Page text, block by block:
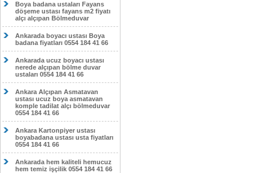
Boya badana ustaları Fayans
döşeme ustası fayans m2 fiyatı
alçı alçıpan Bölmeduvar
Ankarada boyacı ustası Boya
badana fiyatları 0554 184 41 66
Ankarada ucuz boyacı ustası
nerede alçıpan bölme duvar
ustaları 0554 184 41 66
Ankara Alçıpan Asmatavan
ustası ucuz boya asmatavan
komple tadilat alçı bölmeduvar
0554 184 41 66
Ankara Kartonpiyer ustası
boyabadana ustası usta fiyatları
0554 184 41 66
Ankarada hem kaliteli hemucuz
hem temiz işçilik 0554 184 41 66